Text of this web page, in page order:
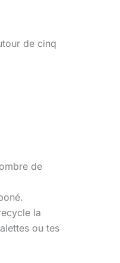
de cinq
de
la
ou tes